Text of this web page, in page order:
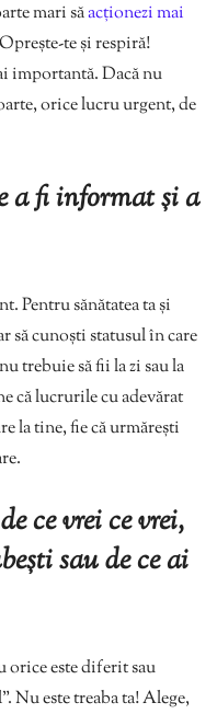
mari săacționezi mai
te și respiră!
importantă. Dacă nu
orice lucru urgent, de
a fi informat și a
Pentru sănătatea ta și
să cunoști statusul în care
trebuie să fii la zi sau la
că lucrurile cu adevărat
la tine, fie că urmărești
ce vrei ce vrei,
sau de ce ai
orice este diferit sau
Nu este treaba ta! Alege,